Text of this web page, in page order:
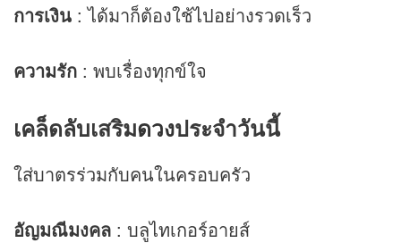
การเงิน : ได้มาก็ต้องใช้ไปอย่างรวดเร็ว
ความรัก : พบเรื่องทุกข์ใจ
เคล็ดลับเสริมดวงประจำวันนี้
ใส่บาตรร่วมกับคนในครอบครัว
อัญมณีมงคล : บลูไทเกอร์อายส์